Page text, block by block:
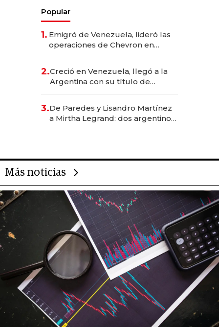
Popular
1. Emigró de Venezuela, lideró las
operaciones de Chevron en
2.Creció en Venezuela, llegó a la
Argentina con su título de
las marcas "fast premium"
3.De Paredes y Lisandro Martínez
a Mirtha Legrand: dos argentinos
Más noticias